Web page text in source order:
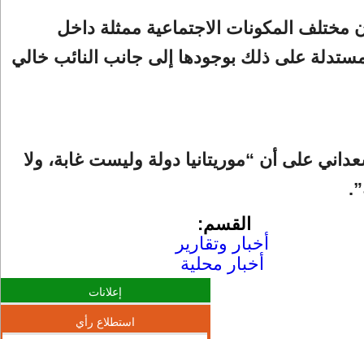
المكونات الاجتماعية ممثلة داخل
مستدلة على ذلك بوجودها إلى جانب النائب خالي
على أن “موريتانيا دولة وليست غابة، ولا
القسم:
أخبار وتقارير
أخبار محلية
إعلانات
استطلاع رأي